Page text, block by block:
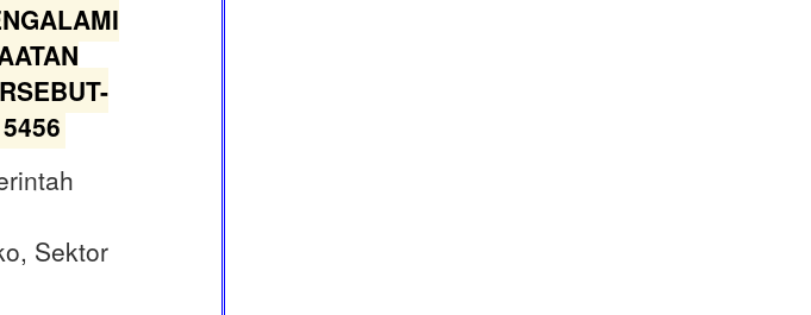
Sektor